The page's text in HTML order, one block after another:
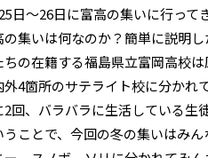
日～26日に富高の集いに行って
の集いは何なのか？簡単に説明し
ちの在籍する福島県立富岡高校
外4箇所のサテライト校に分かれ
2回、バラバラに生活している生
うことで、今回の冬の集いはみ